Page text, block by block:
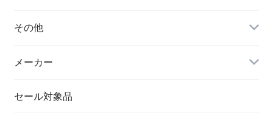
その他
メーカー
セール対象品